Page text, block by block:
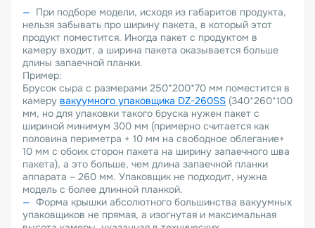
При подборе модели, исходя из габаритов продукта,
нельзя забывать про ширину пакета, в который этот
продукт поместится. Иногда пакет с продуктом в
камеру входит, а ширина пакета оказывается больше
длины запаечной планки.
Пример:
Брусок сыра с размерами 250*200*70 мм поместится в
камеру вакуумного упаковщика DZ-260SS (340*260*100
мм, но для упаковки такого бруска нужен пакет с
шириной минимум 300 мм (примерно считается как
половина периметра + 10 мм на свободное облегание+
10 мм с обоих сторон пакета на ширину запаечного шва
пакета), а это больше, чем длина запаечной планки
аппарата – 260 мм. Упаковщик не подходит, нужна
модель с более длинной планкой.
Форма крышки абсолютного большинства вакуумных
упаковщиков не прямая, а изогнутая и максимальная